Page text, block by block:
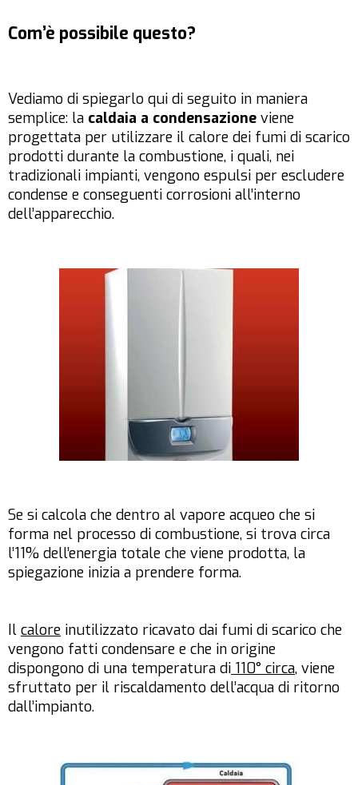
Com’è possibile questo?
Vediamo di spiegarlo qui di seguito in maniera
semplice: la caldaia a condensazione viene
progettata per utilizzare il calore dei fumi di scarico
prodotti durante la combustione, i quali, nei
tradizionali impianti, vengono espulsi per escludere
condense e conseguenti corrosioni all’interno
dell’apparecchio.
Se si calcola che dentro al vapore acqueo che si
forma nel processo di combustione, si trova circa
l’11% dell’energia totale che viene prodotta, la
spiegazione inizia a prendere forma.
Il calore inutilizzato ricavato dai fumi di scarico che
vengono fatti condensare e che in origine
dispongono di una temperatura di 110° circa, viene
sfruttato per il riscaldamento dell’acqua di ritorno
dall’impianto.